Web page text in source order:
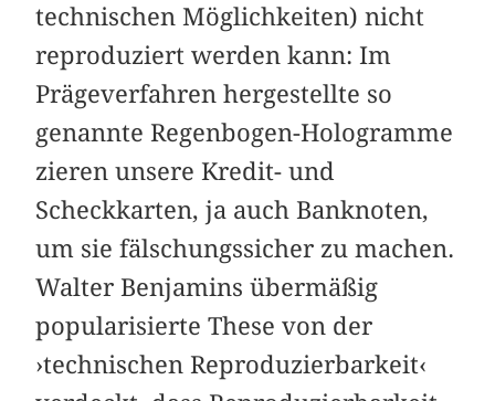
technischen Möglichkeiten) nicht
reproduziert werden kann: Im
Prägeverfahren hergestellte so
genannte Regenbogen-Hologramme
zieren unsere Kredit- und
Scheckkarten, ja auch Banknoten,
um sie fälschungssicher zu machen.
Walter Benjamins übermäßig
popularisierte These von der
›technischen Reproduzierbarkeit‹